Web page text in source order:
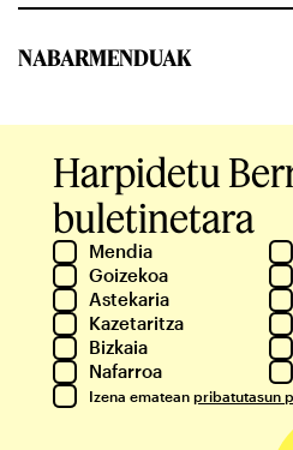
NABARMENDUAK
Harpidetu
buletinetara
Mendia
Goizekoa
Astekaria
Kazetaritza
Bizkaia
Nafarroa
Izena ematean pribatutasun